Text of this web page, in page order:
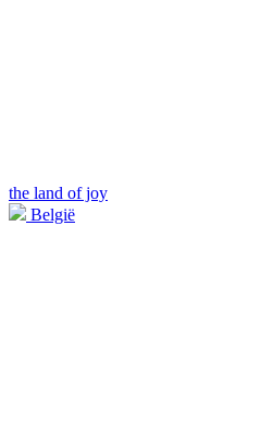
the land of joy
België